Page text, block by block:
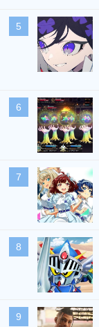
5
6
7
8
9